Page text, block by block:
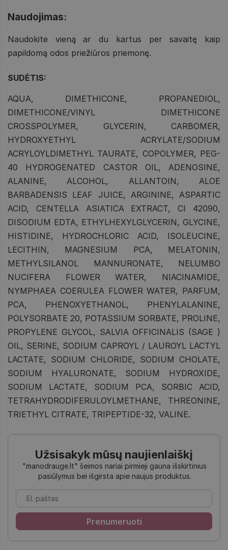
Naudojimas:
Naudokite vieną ar du kartus per savaitę kaip
papildomą odos priežiūros priemonę.
SUDĖTIS:
AQUA, DIMETHICONE, PROPANEDIOL,
DIMETHICONE/VINYL DIMETHICONE
CROSSPOLYMER, GLYCERIN, CARBOMER,
HYDROXYETHYL ACRYLATE/SODIUM
ACRYLOYLDIMETHYL TAURATE, COPOLYMER, PEG-
40 HYDROGENATED CASTOR OIL, ADENOSINE,
ALANINE, ALCOHOL, ALLANTOIN, ALOE
BARBADENSIS LEAF JUICE, ARGININE, ASPARTIC
ACID, CENTELLA ASIATICA EXTRACT, CI 42090,
DISODIUM EDTA, ETHYLHEXYLGLYCERIN, GLYCINE,
HISTIDINE, HYDROCHLORIC ACID, ISOLEUCINE,
LECITHIN, MAGNESIUM PCA, MELATONIN,
METHYLSILANOL MANNURONATE, NELUMBO
NUCIFERA FLOWER WATER, NIACINAMIDE,
NYMPHAEA COERULEA FLOWER WATER, PARFUM,
PCA, PHENOXYETHANOL, PHENYLALANINE,
POLYSORBATE 20, POTASSIUM SORBATE, PROLINE,
PROPYLENE GLYCOL, SALVIA OFFICINALIS (SAGE )
OIL, SERINE, SODIUM CAPROYL / LAUROYL LACTYL
LACTATE, SODIUM CHLORIDE, SODIUM CHOLATE,
SODIUM HYALURONATE, SODIUM HYDROXIDE,
SODIUM LACTATE, SODIUM PCA, SORBIC ACID,
TETRAHYDRODIFERULOYLMETHANE, THREONINE,
TRIETHYL CITRATE, TRIPEPTIDE-32, VALINE.
Užsisakyk mūsų naujienlaiškį
"manodrauge.lt" šeimos nariai pirmieji gauna išskirtinius
pasiūlymus bei išgirsta apie naujus produktus.